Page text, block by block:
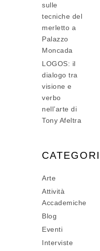
sulle
tecniche del
merletto a
Palazzo
Moncada
LOGOS: il
dialogo tra
visione e
verbo
nell’arte di
Tony Afeltra
Arte
Attività
Accademiche
Blog
Eventi
Interviste